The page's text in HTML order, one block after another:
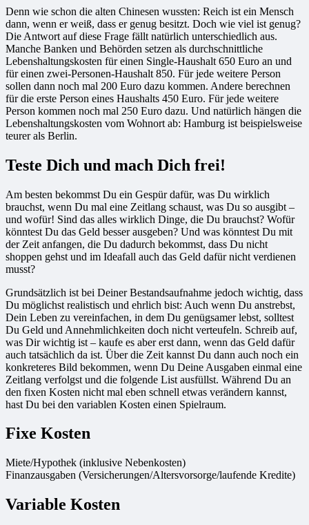
Denn wie schon die alten Chinesen wussten: Reich ist ein Mensch
dann, wenn er weiß, dass er genug besitzt. Doch wie viel ist genug?
Die Antwort auf diese Frage fällt natürlich unterschiedlich aus.
Manche Banken und Behörden setzen als durchschnittliche
Lebenshaltungskosten für einen Single-Haushalt 650 Euro an und
für einen zwei-Personen-Haushalt 850. Für jede weitere Person
sollen dann noch mal 200 Euro dazu kommen. Andere berechnen
für die erste Person eines Haushalts 450 Euro. Für jede weitere
Person kommen noch mal 250 Euro dazu. Und natürlich hängen die
Lebenshaltungskosten vom Wohnort ab: Hamburg ist beispielsweise
teurer als Berlin.
Teste Dich und mach Dich frei!
Am besten bekommst Du ein Gespür dafür, was Du wirklich
brauchst, wenn Du mal eine Zeitlang schaust, was Du so ausgibt –
und wofür! Sind das alles wirklich Dinge, die Du brauchst? Wofür
könntest Du das Geld besser ausgeben? Und was könntest Du mit
der Zeit anfangen, die Du dadurch bekommst, dass Du nicht
shoppen gehst und im Ideafall auch das Geld dafür nicht verdienen
musst?
Grundsätzlich ist bei Deiner Bestandsaufnahme jedoch wichtig, dass
Du möglichst realistisch und ehrlich bist: Auch wenn Du anstrebst,
Dein Leben zu vereinfachen, in dem Du genügsamer lebst, solltest
Du Geld und Annehmlichkeiten doch nicht verteufeln. Schreib auf,
was Dir wichtig ist – kaufe es aber erst dann, wenn das Geld dafür
auch tatsächlich da ist. Über die Zeit kannst Du dann auch noch ein
konkreteres Bild bekommen, wenn Du Deine Ausgaben einmal eine
Zeitlang verfolgst und die folgende List ausfüllst. Während Du an
den fixen Kosten nicht mal eben schnell etwas verändern kannst,
hast Du bei den variablen Kosten einen Spielraum.
Fixe Kosten
Miete/Hypothek (inklusive Nebenkosten)
Finanzausgaben (Versicherungen/Altersvorsorge/laufende Kredite)
Variable Kosten